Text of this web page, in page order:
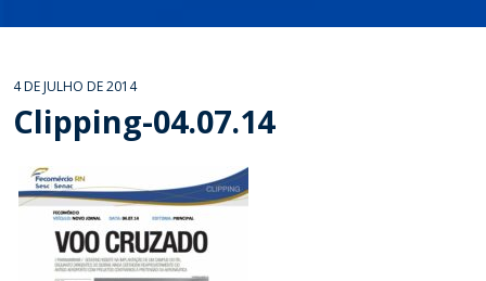
4 DE JULHO DE 2014
Clipping-04.07.14